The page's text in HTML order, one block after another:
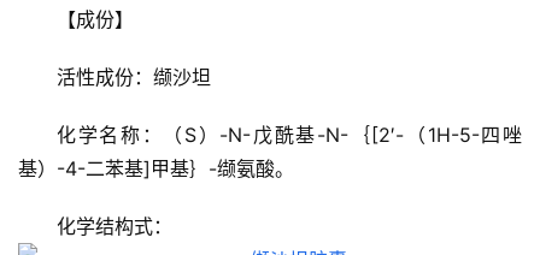
【成份】
活性成份：缬沙坦
化学名称：（S）-N-戊酰基-N-｛[2′-（1H-5-四唑
基）-4-二苯基]甲基｝-缬氨酸。
化学结构式：